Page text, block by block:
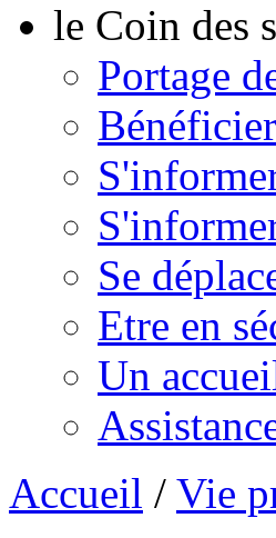
le Coin des
Portage
Se
Etre en
Un
Accueil / Vie